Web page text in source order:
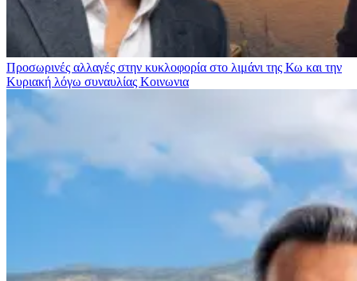
Προσωρινές αλλαγές στην κυκλοφορία στο λιμάνι της Κω και την
Κυριακή λόγω συναυλίας Κοινωνια